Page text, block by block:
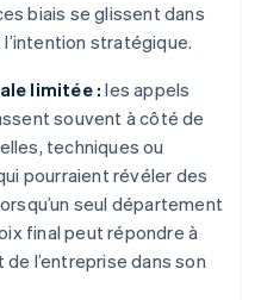
biais se glissent dans
stratégique.
limitée : les appels
souvent à côté de
techniques ou
pourraient révéler des
seul département
final peut répondre à
l’entreprise dans son